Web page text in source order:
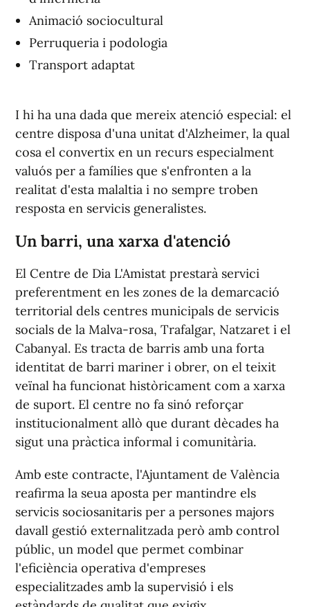
Animació sociocultural
Perruqueria i podologia
Transport adaptat
I hi ha una dada que mereix atenció especial: el
centre disposa d'una unitat d'Alzheimer, la qual
cosa el convertix en un recurs especialment
valuós per a famílies que s'enfronten a la
realitat d'esta malaltia i no sempre troben
resposta en servicis generalistes.
Un barri, una xarxa d'atenció
El Centre de Dia L'Amistat prestarà servici
preferentment en les zones de la demarcació
territorial dels centres municipals de servicis
socials de la Malva-rosa, Trafalgar, Natzaret i el
Cabanyal. Es tracta de barris amb una forta
identitat de barri mariner i obrer, on el teixit
veïnal ha funcionat històricament com a xarxa
de suport. El centre no fa sinó reforçar
institucionalment allò que durant dècades ha
sigut una pràctica informal i comunitària.
Amb este contracte, l'Ajuntament de València
reafirma la seua aposta per mantindre els
servicis sociosanitaris per a persones majors
davall gestió externalitzada però amb control
públic, un model que permet combinar
l'eficiència operativa d'empreses
especialitzades amb la supervisió i els